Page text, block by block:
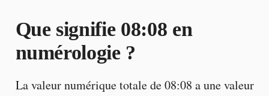
Que signifie 08:08 en
numérologie ?
La valeur numérique totale de 08:08 a une valeur